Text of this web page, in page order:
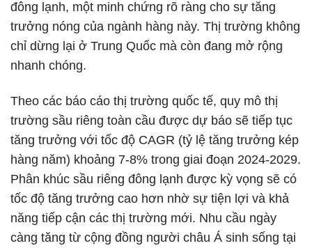
đông lạnh, một minh chứng rõ ràng cho sự tăng
trưởng nóng của ngành hàng này. Thị trường không
chỉ dừng lại ở Trung Quốc mà còn đang mở rộng
nhanh chóng.
Theo các báo cáo thị trường quốc tế, quy mô thị
trường sầu riêng toàn cầu được dự báo sẽ tiếp tục
tăng trưởng với tốc độ CAGR (tỷ lệ tăng trưởng kép
hàng năm) khoảng 7-8% trong giai đoạn 2024-2029.
Phân khúc sầu riêng đông lạnh được kỳ vọng sẽ có
tốc độ tăng trưởng cao hơn nhờ sự tiện lợi và khả
năng tiếp cận các thị trường mới. Nhu cầu ngày
càng tăng từ cộng đồng người châu Á sinh sống tại